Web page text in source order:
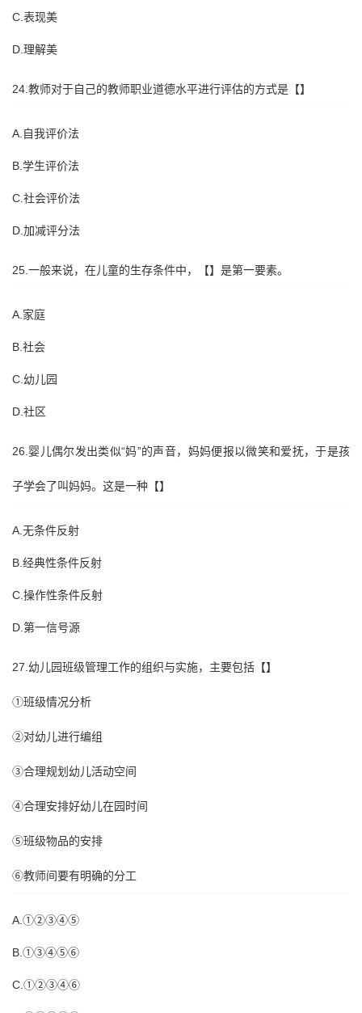
C.表现美
D.理解美
24.教师对于自己的教师职业道德水平进行评估的方式是【】
A.自我评价法
B.学生评价法
C.社会评价法
D.加减评分法
25.一般来说，在儿童的生存条件中，【】是第一要素。
A.家庭
B.社会
C.幼儿园
D.社区
26.婴儿偶尔发出类似“妈”的声音，妈妈便报以微笑和爱抚，于是孩
子学会了叫妈妈。这是一种【】
A.无条件反射
B.经典性条件反射
C.操作性条件反射
D.第一信号源
27.幼儿园班级管理工作的组织与实施，主要包括【】
①班级情况分析
②对幼儿进行编组
③合理规划幼儿活动空间
④合理安排好幼儿在园时间
⑤班级物品的安排
⑥教师间要有明确的分工
A.①②③④⑤
B.①③④⑤⑥
C.①②③④⑥